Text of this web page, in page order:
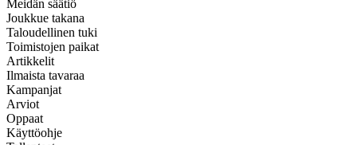
Meidän säätiö
Joukkue takana
Taloudellinen tuki
Toimistojen paikat
Artikkelit
Ilmaista tavaraa
Kampanjat
Arviot
Oppaat
Käyttöohje